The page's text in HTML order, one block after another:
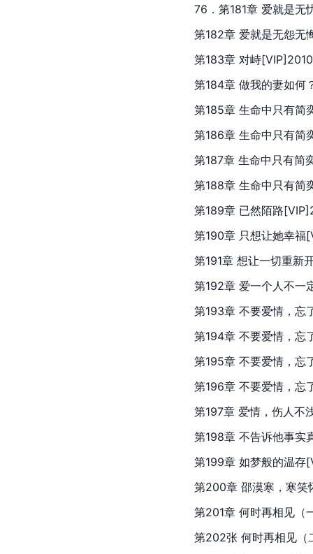
76．第181章 爱就是无
第182章 爱就是无怨无
第183章 对峙
第184章 做我的妻如何
第185章 生命中只有简
第186章 生命中只有简
第187章 生命中只有简
第188章 生命中只有简
第189章 已然陌路
第190章 只想让她幸福
第191章 想让一切重新
第192章 爱一个人不一
第193章 不要爱情，忘
第194章 不要爱情，忘
第195章 不要爱情，忘
第196章 不要爱情，忘
第197章 爱情，伤人不
第198章 不告诉他事实
第199章 如梦般的温存
第200章 邵漠寒，寒笑
第201章 何时再相见（
第202张 何时再相见（